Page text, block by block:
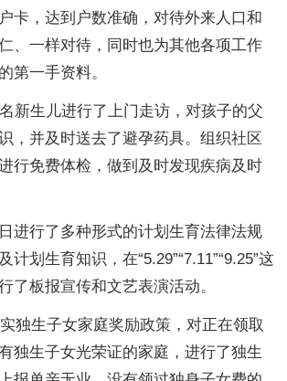
卡，达到户数准确，对待外来人口和
、一样对待，同时也为其他各项工作
第一手资料。
新生儿进行了上门走访，对孩子的父
，并及时送去了避孕药具。组织社区
行免费体检，做到及时发现疾病及时
进行了多种形式的计划生育法律法规
计划生育知识，在“5.29”“7.11”“9.25”这
了板报宣传和文艺表演活动。
独生子女家庭奖励政策，对正在领取
独生子女光荣证的家庭，进行了独生